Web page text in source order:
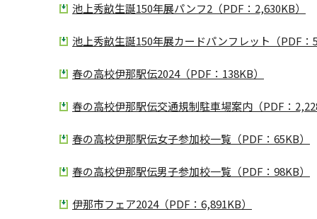
池上秀畝生誕150年展パンフ2（PDF：2,630KB）
池上秀畝生誕150年展カードパンフレット（PDF：
春の高校伊那駅伝2024（PDF：138KB）
春の高校伊那駅伝交通規制駐車場案内（PDF：
春の高校伊那駅伝女子参加校一覧（PDF：65KB）
春の高校伊那駅伝男子参加校一覧（PDF：98KB）
伊那市フェア2024（PDF：6,891KB）